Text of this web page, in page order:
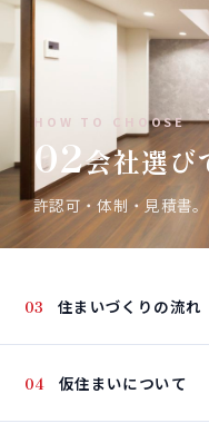
HOW TO CHOOSE
02会社選び
許認可・体制・見積書
03 住まいづくりの流れ
04 仮住まいについて